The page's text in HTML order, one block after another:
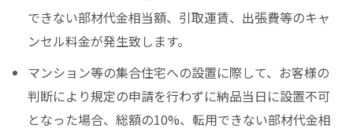
できない部材代金相当額、引取運賃、出張費等のキャ
ンセル料金が発生致します。
マンション等の集合住宅への設置に際して、お客様の
判断により規定の申請を行わずに納品当日に設置不可
となった場合、総額の10%、転用できない部材代金相